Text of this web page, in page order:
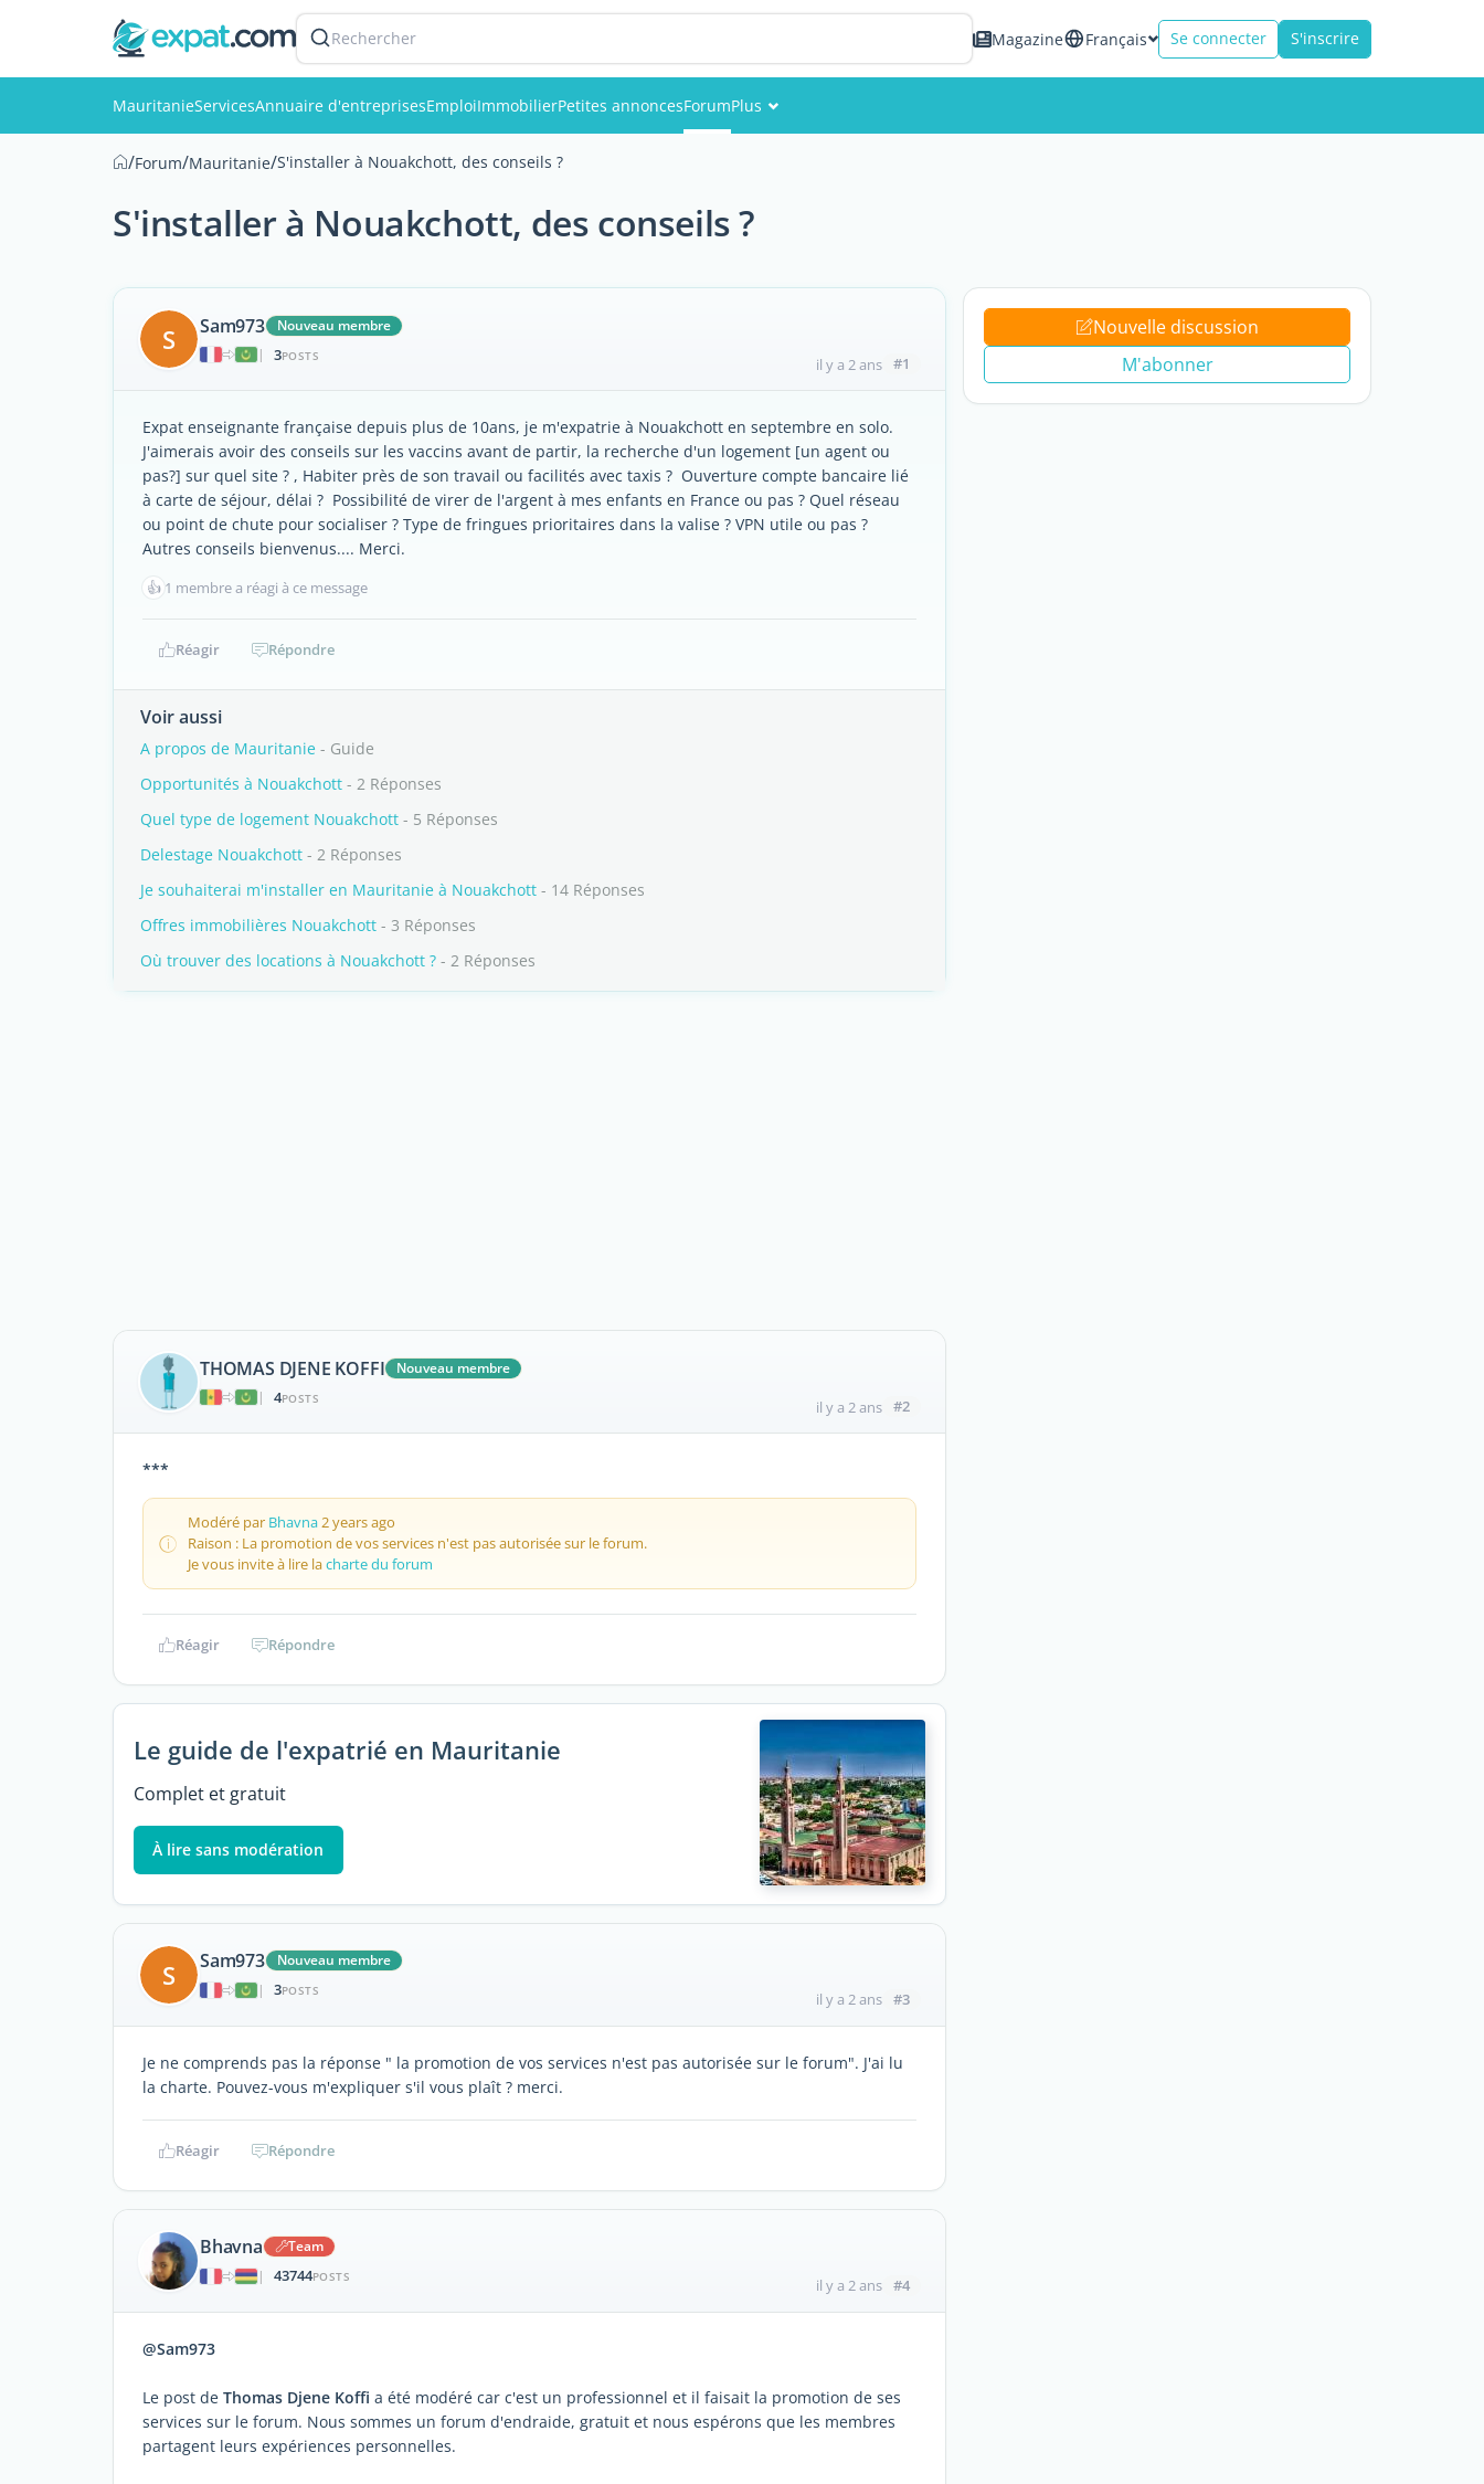
Rechercher Magazine Français Se connecter S'inscrire
MauritanieServicesAnnuaire d'entreprisesEmploiImmobilierPetites annoncesForumPlus
Membres
/Forum/Mauritanie/S'installer à Nouakchott, des conseils ?
S'installer à Nouakchott, des conseils ?
S Sam973
Nouveau membre
|
3POSTS il y a 2 ans #1
Expat enseignante française depuis plus de 10ans, je m'expatrie à Nouakchott en septembre en solo.
J'aimerais avoir des conseils sur les vaccins avant de partir, la recherche d'un logement [un agent ou
pas?] sur quel site ? , Habiter près de son travail ou facilités avec taxis ? Ouverture compte bancaire lié
à carte de séjour, délai ? Possibilité de virer de l'argent à mes enfants en France ou pas ? Quel réseau
ou point de chute pour socialiser ? Type de fringues prioritaires dans la valise ? VPN utile ou pas ?
Autres conseils bienvenus.... Merci.
👍 1 membre a réagi à ce message
Réagir Répondre
Voir aussi
A propos de Mauritanie - Guide
Opportunités à Nouakchott - 2 Réponses
Quel type de logement Nouakchott - 5 Réponses
Delestage Nouakchott - 2 Réponses
Je souhaiterai m'installer en Mauritanie à Nouakchott - 14 Réponses
Offres immobilières Nouakchott - 3 Réponses
Où trouver des locations à Nouakchott ? - 2 Réponses
THOMAS DJENE KOFFI
Nouveau membre
|
4POSTS il y a 2 ans #2
***
Modéré par Bhavna2 years ago
Raison : La promotion de vos services n'est pas autorisée sur le forum.
Je vous invite à lire lacharte du forum
Réagir Répondre
Le guide de l'expatrié en Mauritanie
Complet et gratuit
À lire sans modération
S Sam973
Nouveau membre
|
3POSTS il y a 2 ans #3
Je ne comprends pas la réponse " la promotion de vos services n'est pas autorisée sur le forum". J'ai lu
la charte. Pouvez-vous m'expliquer s'il vous plaît ? merci.
Réagir Répondre
Bhavna
Team
|
43744POSTS il y a 2 ans #4
@Sam973
Le post de Thomas Djene Koffi a été modéré car c'est un professionnel et il faisait la promotion de ses
services sur le forum. Nous sommes un forum d'endraide, gratuit et nous espérons que les membres
partagent leurs expériences personnelles.
Nouvelle discussion
M'abonner